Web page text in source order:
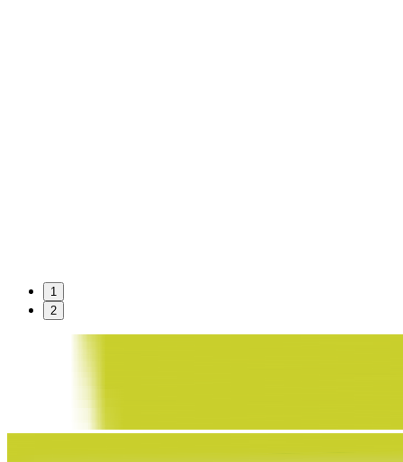
1
2